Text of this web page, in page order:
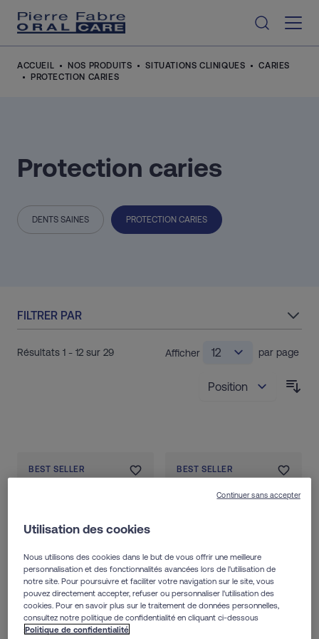
ACCUEIL NOS PRODUITS SITUATIONS CLINIQUES
CARIES
PROTECTION CARIES
Protection caries
DENTS SAINES PROTECTION CARIES
FILTRER PAR
Résultats 1 - 12 sur 29 Afficher par page
BEST SELLER
ELGYDIUM
BEST SELLER
Utilisation des cookies
Nous utilisons des cookies dans le but de vous offrir une meilleure
personnalisation et des fonctionnalités avancées lors de l'utilisation de
notre site. Pour poursuivre et faciliter votre navigation sur le site, vous
pouvez directement accepter, refuser ou personnaliser l'utilisation des
cookies. Pour en savoir plus sur le traitement de données personnelles,
consultez notre politique de confidentialité en cliquant ci-dessous
:Politique de confidentialité
Continuer sans accepter